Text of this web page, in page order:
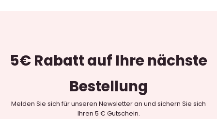
5€ Rabattauf Ihre nächste
Bestellung
Melden Sie sich für unseren Newsletter an und sichern Sie sich
Ihren 5 € Gutschein.